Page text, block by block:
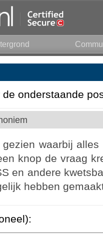
onderstaande
waarbij
knop de vraag
en andere
hebben